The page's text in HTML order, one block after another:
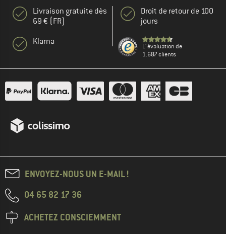
Livraison gratuite dès
69 € (FR)
Klarna
Droit de retour de 100
jours
L' évaluation de
1.687 clients
ENVOYEZ-NOUS UN E-MAIL !
04 65 82 17 36
ACHETEZ CONSCIEMMENT